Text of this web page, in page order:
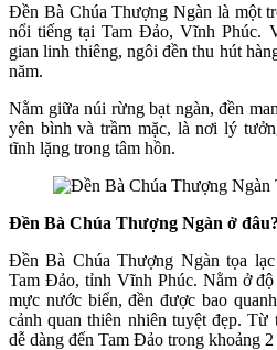
Đền Bà Chúa Thượng Ngàn là một
nổi tiếng tại Tam Đảo, Vĩnh Phúc.
gian linh thiêng, ngôi đền thu hút
năm.
Nằm giữa núi rừng bạt ngàn, đền
yên bình và trầm mặc, là nơi lý
tĩnh lặng trong tâm hồn.
Đền Bà Chúa Thượng Ngàn ở đâu?
Đền Bà Chúa Thượng Ngàn tọa
Tam Đảo, tỉnh Vĩnh Phúc. Nằm ở
mực nước biển, đền được bao
cảnh quan thiên nhiên tuyệt đẹp.
dễ dàng đến Tam Đảo trong khoảng